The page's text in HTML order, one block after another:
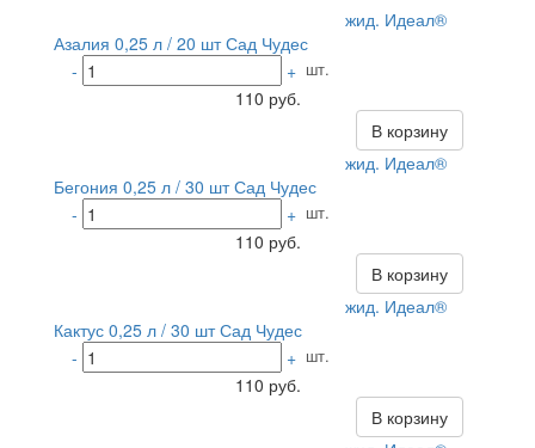
жид. Идеал®
Азалия 0,25 л / 20 шт Сад Чудес
-
+ шт.
110 руб.
В корзину
жид. Идеал®
Бегония 0,25 л / 30 шт Сад Чудес
-
+ шт.
110 руб.
В корзину
жид. Идеал®
Кактус 0,25 л / 30 шт Сад Чудес
-
+ шт.
110 руб.
В корзину